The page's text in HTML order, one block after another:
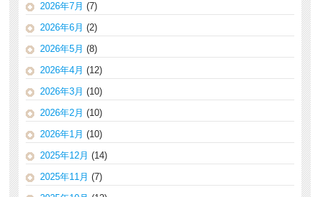
2026年7月 (7)
2026年6月 (2)
2026年5月 (8)
2026年4月 (12)
2026年3月 (10)
2026年2月 (10)
2026年1月 (10)
2025年12月 (14)
2025年11月 (7)